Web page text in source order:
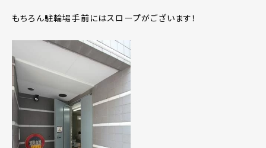
もちろん駐輪場手前にはスロープがございます！